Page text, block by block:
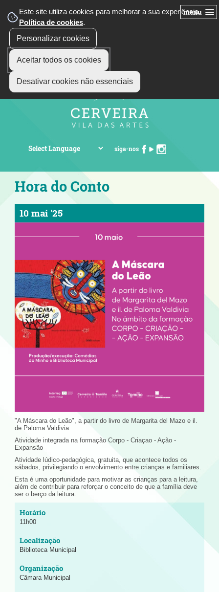
Este site utiliza cookies para melhorar a sua experiência.
Política de cookies.
Personalizar cookies
Aceitar todos os cookies
Desativar cookies não essenciais
menu
siga-nos
Hora do Conto
10 mai '25
"A Máscara do Leão", a partir do livro de Margarita del Mazo e il.
de Paloma Valdivia
Atividade integrada na formação Corpo - Criaçao - Ação -
Expansão
Atividade lúdico-pedagógica, gratuita, que acontece todos os
sábados, privilegiando o envolvimento entre crianças e familiares.
Esta é uma oportunidade para motivar as crianças para a leitura,
além de contribuir para reforçar o conceito de que a família deve
ser o berço da leitura.
11h00
Biblioteca Municipal
Câmara Municipal